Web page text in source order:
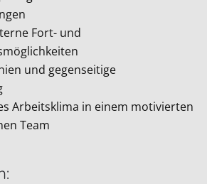
Fort- und
und gegenseitige
Arbeitsklima in einem motivierten
Team